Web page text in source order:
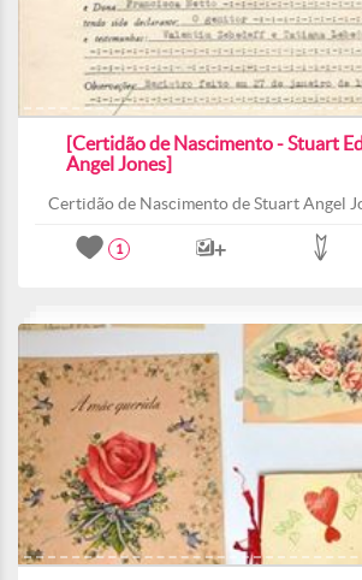
[Certidão de Nascimento - Stuart
Angel Jones]
Certidão de Nascimento de Stuart Angel
1